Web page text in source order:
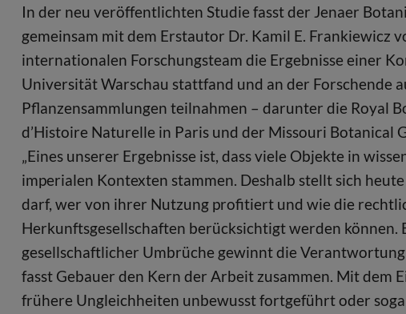
In der neu veröffentlichten Studie fasst der Jenaer
gemeinsam mit dem Erstautor Dr. Kamil E. Frankiewicz
internationalen Forschungsteam die Ergebnisse einer
Universität Warschau stattfand und an der Forschende
Pflanzensammlungen teilnahmen – darunter die Royal
d’Histoire Naturelle in Paris und der Missouri Botanical
„Eines unserer Ergebnisse ist, dass viele Objekte in
imperialen Kontexten stammen. Deshalb stellt sich
darf, wer von ihrer Nutzung profitiert und wie die
Herkunftsgesellschaften berücksichtigt werden können.
gesellschaftlicher Umbrüche gewinnt die
fasst Gebauer den Kern der Arbeit zusammen. Mit dem
frühere Ungleichheiten unbewusst fortgeführt oder